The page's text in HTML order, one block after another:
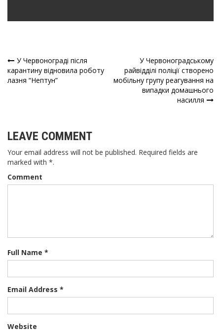
Навігація
записів
У Червонограді після
карантину відновила роботу
лазня “Нептун”
У Червоноградському
райвідділі поліції створено
мобільну групу реагування на
випадки домашнього
насилля
LEAVE COMMENT
Your email address will not be published. Required fields are
marked with *.
Comment
Full Name *
Email Address *
Website